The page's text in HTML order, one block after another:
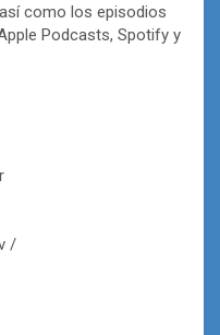
como los episodios
Podcasts, Spotify y
/